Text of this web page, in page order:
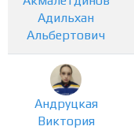
Адильхан
Альбертович
Андруцкая
Виктория